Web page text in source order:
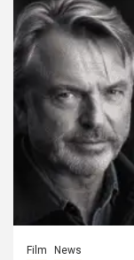
Film News